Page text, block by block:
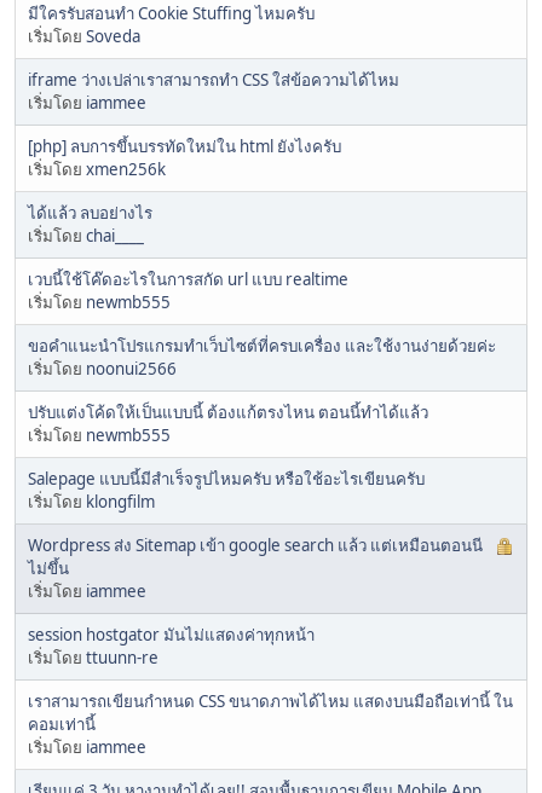
มีใครรับสอนทำ Cookie Stuffing ไหมครับ
เริ่มโดย Soveda
iframe ว่างเปล่าเราสามารถทำ CSS ใส่ข้อความได้ไหม
เริ่มโดย iammee
[php] ลบการขึ้นบรรทัดใหม่ใน html ยังไงครับ
เริ่มโดย xmen256k
ได้แล้ว ลบอย่างไร
เริ่มโดย chai____
เวบนี้ใช้โค๊ดอะไรในการสกัด url แบบ realtime
เริ่มโดย newmb555
ขอคำแนะนำโปรแกรมทำเว็บไซต์ที่ครบเครื่อง และใช้งานง่ายด้วยค่ะ
เริ่มโดย noonui2566
ปรับแต่งโค้ดให้เป็นแบบนี้ ต้องแก้ตรงไหน ตอนนี้ทำได้แล้ว
เริ่มโดย newmb555
Salepage แบบนี้มีสำเร็จรูปไหมครับ หรือใช้อะไรเขียนครับ
เริ่มโดย klongfilm
Wordpress ส่ง Sitemap เข้า google search แล้ว แต่เหมือนตอนนี
ไม่ขึ้น
เริ่มโดย iammee
session hostgator มันไม่แสดงค่าทุกหน้า
เริ่มโดย ttuunn-re
เราสามารถเขียนกำหนด CSS ขนาดภาพได้ไหม แสดงบนมือถือเท่านี้ ใน
คอมเท่านี้
เริ่มโดย iammee